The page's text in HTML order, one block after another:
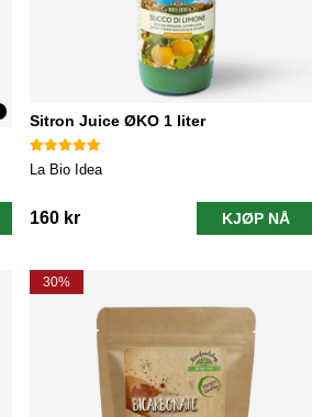
Sitron Juice ØKO 1 liter
La Bio Idea
160 kr KJØP NÅ
30%